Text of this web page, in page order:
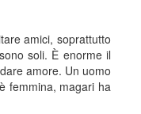
amici, soprattutto
soli. È enorme il
amore. Un uomo
femmina, magari ha